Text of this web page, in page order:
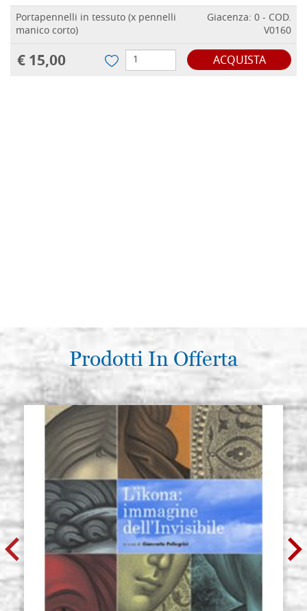
Portapennelli in tessuto (x pennelli
manico corto)
Giacenza: 0 - COD.
V0160
€ 15,00 ACQUISTA
Prodotti In Offerta